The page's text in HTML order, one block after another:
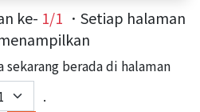
ke- 1/1 ．Setiap halaman
sekarang berada di halaman
.